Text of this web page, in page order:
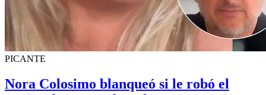
PICANTE
Nora Colosimo blanqueó si le robó el